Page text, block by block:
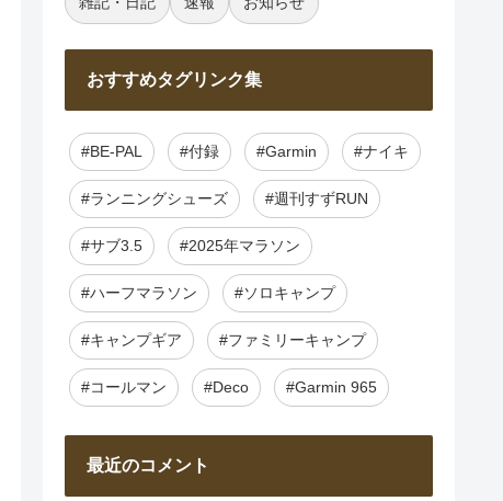
おすすめタグリンク集
#BE-PAL #付録 #Garmin #ナイキ
#ランニングシューズ #週刊すずRUN
#サブ3.5 #2025年マラソン
#ハーフマラソン #ソロキャンプ
#キャンプギア #ファミリーキャンプ
#コールマン #Deco #Garmin 965
最近のコメント